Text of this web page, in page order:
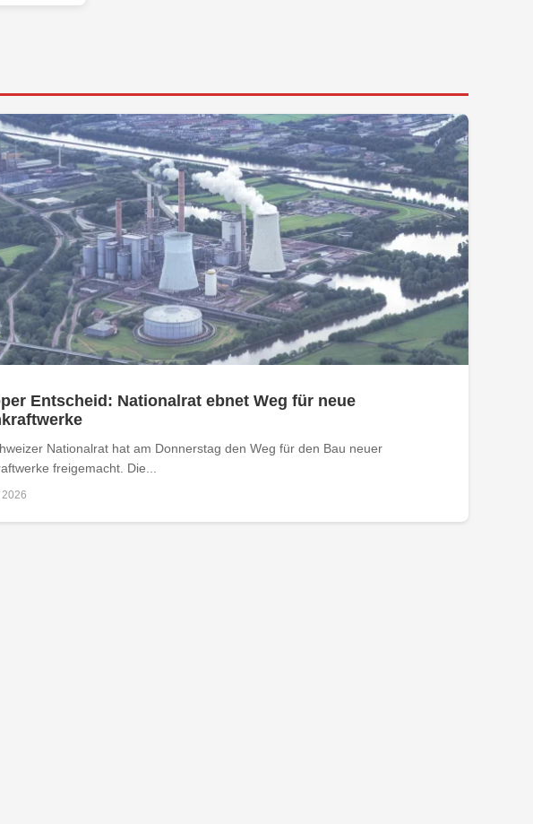
Entscheid: Nationalrat ebnet Weg für neue
Nationalrat hat am Donnerstag den Weg für den Bau neuer
freigemacht. Die...